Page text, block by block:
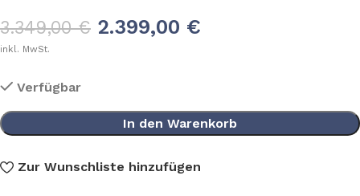
3.349,00€ 2.399,00 €
inkl. MwSt.
Verfügbar
In den Warenkorb
Zur Wunschliste hinzufügen